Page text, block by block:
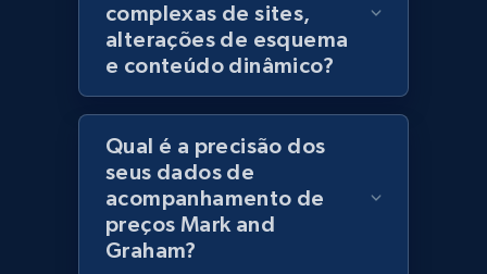
keyword
URL, Title, Rating, Reviews, Initial price, Final
price, Currency, Stock, and more.
991+ 165+
complexas de sites,
alterações de esquema
e conteúdo dinâmico?
Qual é a precisão dos
seus dados de
acompanhamento de
preços Mark and
Graham?